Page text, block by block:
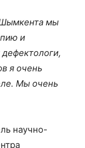
мы
и
я очень
Мы очень
научно-